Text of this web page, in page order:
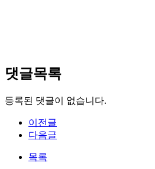
댓글목록
등록된 댓글이 없습니다.
이전글
다음글
목록